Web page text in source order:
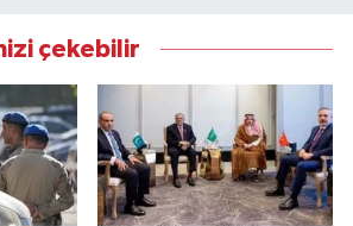
çekebilir